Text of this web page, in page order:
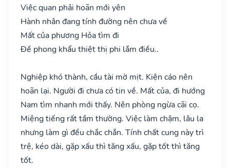
Việc quan phải hoãn mới yên
Hành nhân đang tính đường nên chưa về
Mất của phương Hỏa tìm đi
Đề phong khẩu thiệt thị phi lắm điều..
Nghiệp khó thành, cầu tài mờ mịt. Kiện cáo nên
hoãn lại. Người đi chưa có tin về. Mất của, đi hướng
Nam tìm nhanh mới thấy. Nên phòng ngừa cãi cọ.
Miệng tiếng rất tầm thường. Việc làm chậm, lâu la
nhưng làm gì đều chắc chắn. Tính chất cung này trì
trệ, kéo dài, gặp xấu thì tăng xấu, gặp tốt thì tăng
tốt.